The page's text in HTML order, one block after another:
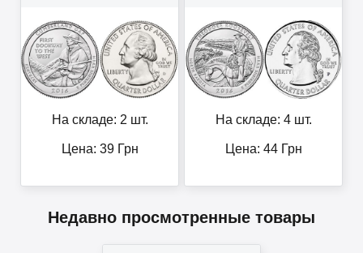
На складе: 2 шт.
Цена: 39Грн
На складе: 4 шт.
Цена: 44Грн
Недавно просмотренные товары